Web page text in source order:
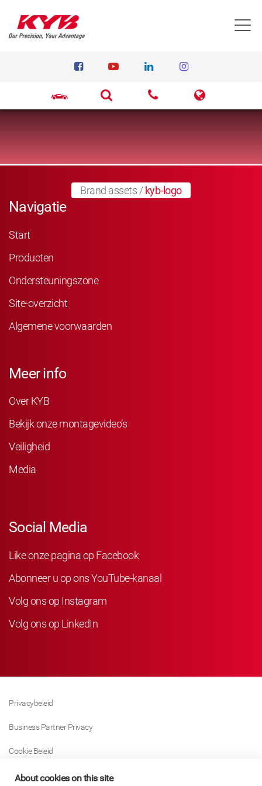
Brand assets / kyb-logo
Navigatie
Start
Producten
Ondersteuningszone
Site-overzicht
Algemene voorwaarden
Meer info
Over KYB
Bekijk onze montagevideo’s
Veiligheid
Media
Social Media
Like onze pagina op Facebook
Abonneer u op ons YouTube-kanaal
Volg ons op Instagram
Volg ons op LinkedIn
Privacybeleid
Business Partner Privacy
Cookie Beleid
Modern Slavery Act Policy
About cookies on this site